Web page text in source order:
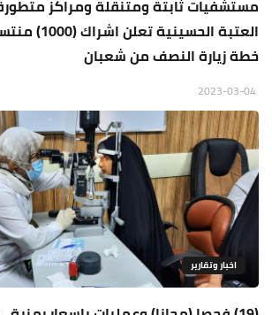
مستشفيات ثابتة ومتنقلة ومراكز
العتبة
خطة زيارة النصف من شعبان
اخبار وتقارير